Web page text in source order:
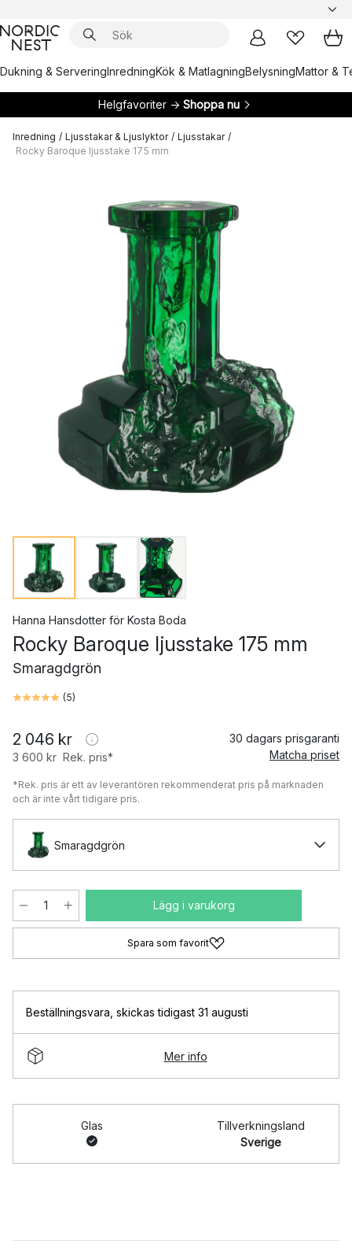
Dukning & ServeringInredningKök & MatlagningBelysningMattor &
Helgfavoriter → Shoppa nu
Inredning / Ljusstakar & Ljuslyktor / Ljusstakar /
Rocky Baroque ljusstake 175 mm
Hanna Hansdotter för Kosta Boda
Rocky Baroque ljusstake 175 mm
Smaragdgrön
(5)
2 046 kr
3 600 kr Rek. pris*
30 dagars prisgaranti
Matcha priset
*Rek. pris är ett av leverantören rekommenderat pris på marknaden
och är inte vårt tidigare pris.
Smaragdgrön
Lägg i varukorg
Spara som favorit
Beställningsvara skickas tidigast 31 augusti
Mer info
Glas
Tillverkningsland
Sverige